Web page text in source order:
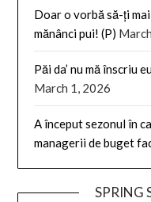
Doar o vorbă să-ți
mănânci pui! (P)
Păi da’ nu mă înscriu
March 1, 2026
A început sezonul în
managerii de buget
SPRING